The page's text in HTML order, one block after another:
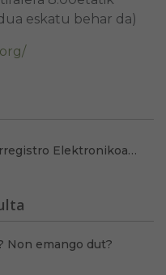
eskatu behar da)
Elektronikoa…
Non emango dut?